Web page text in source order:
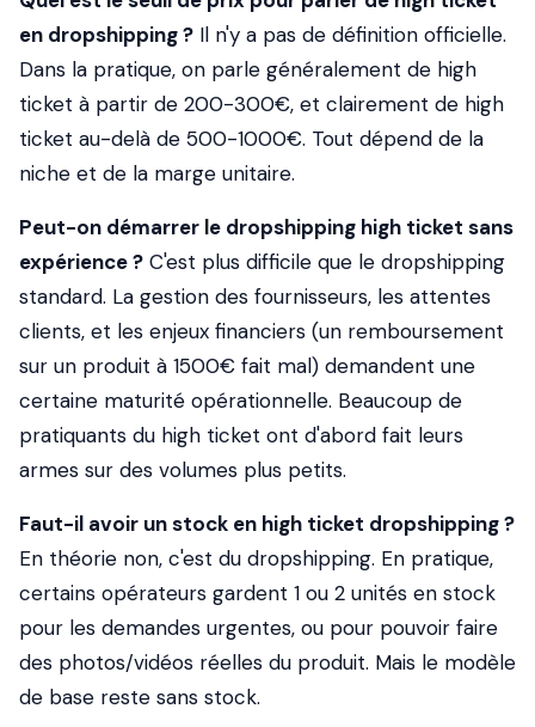
en dropshipping ? Il n'y a pas de définition officielle.
Dans la pratique, on parle généralement de high
ticket à partir de 200-300€, et clairement de high
ticket au-delà de 500-1000€. Tout dépend de la
niche et de la marge unitaire.
Peut-on démarrer le dropshipping high ticket sans
expérience ? C'est plus difficile que le dropshipping
standard. La gestion des fournisseurs, les attentes
clients, et les enjeux financiers (un remboursement
sur un produit à 1500€ fait mal) demandent une
certaine maturité opérationnelle. Beaucoup de
pratiquants du high ticket ont d'abord fait leurs
armes sur des volumes plus petits.
Faut-il avoir un stock en high ticket dropshipping ?
En théorie non, c'est du dropshipping. En pratique,
certains opérateurs gardent 1 ou 2 unités en stock
pour les demandes urgentes, ou pour pouvoir faire
des photos/vidéos réelles du produit. Mais le modèle
de base reste sans stock.